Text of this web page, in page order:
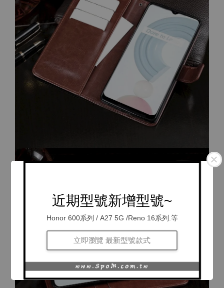
近期型號新增型號~
Honor 600系列 / A27 5G /Reno 16系列.等
立即瀏覽 最新型號款式